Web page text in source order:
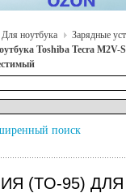
Для ноутбука Зарядные
Toshiba Tecra M2V-
поиск
(TO-95)